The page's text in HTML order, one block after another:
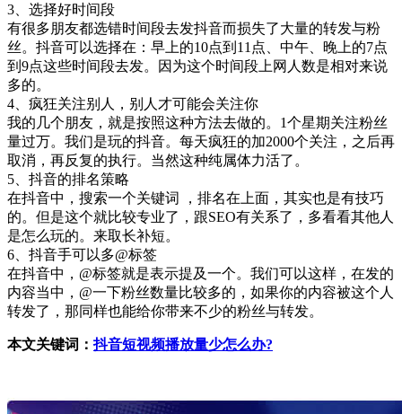
3、选择好时间段
有很多朋友都选错时间段去发抖音而损失了大量的转发与粉
丝。抖音可以选择在：早上的10点到11点、中午、晚上的7点
到9点这些时间段去发。因为这个时间段上网人数是相对来说
多的。
4、疯狂关注别人，别人才可能会关注你
我的几个朋友，就是按照这种方法去做的。1个星期关注粉丝
量过万。我们是玩的抖音。每天疯狂的加2000个关注，之后再
取消，再反复的执行。当然这种纯属体力活了。
5、抖音的排名策略
在抖音中，搜索一个关键词 ，排名在上面，其实也是有技巧
的。但是这个就比较专业了，跟SEO有关系了，多看看其他人
是怎么玩的。来取长补短。
6、抖音手可以多@标签
在抖音中，@标签就是表示提及一个。我们可以这样，在发的
内容当中，@一下粉丝数量比较多的，如果你的内容被这个人
转发了，那同样也能给你带来不少的粉丝与转发。
本文关键词：抖音短视频播放量少怎么办?